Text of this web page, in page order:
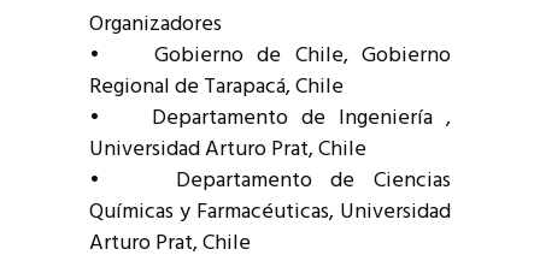
Organizadores
• Gobierno de Chile, Gobierno
Regional de Tarapacá, Chile
• Departamento de Ingeniería ,
Universidad Arturo Prat, Chile
• Departamento de Ciencias
Químicas y Farmacéuticas, Universidad
Arturo Prat, Chile